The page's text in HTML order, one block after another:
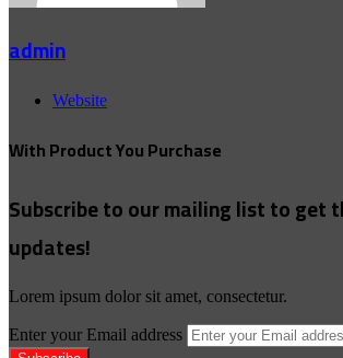
admin
Website
With Product You Purchase
Subscribe to our mailing list to get
updates!
Lorem ipsum dolor sit amet, consectetur.
Enter your Email address